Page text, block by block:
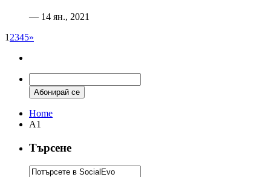
— 14 ян., 2021
1 2345»
Home
A1
Търсене